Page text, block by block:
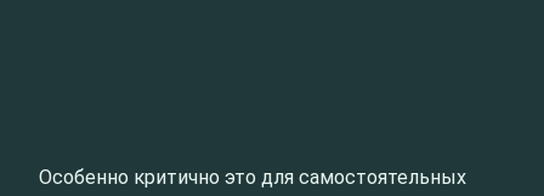
Особенно критично это для самостоятельных